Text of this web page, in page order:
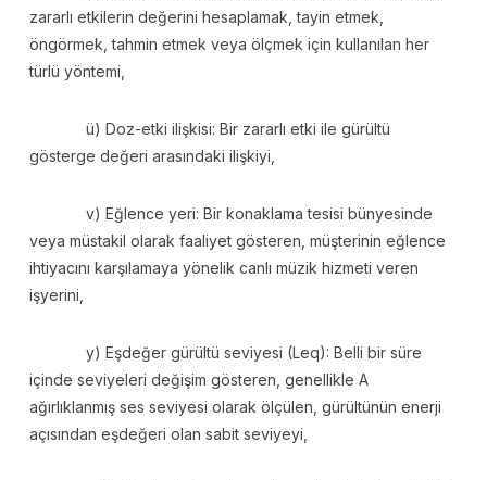
zararlı etkilerin değerini hesaplamak, tayin etmek,
öngörmek, tahmin etmek veya ölçmek için kullanılan her
türlü yöntemi,
ü) Doz-etki ilişkisi: Bir zararlı etki ile gürültü
gösterge değeri arasındaki ilişkiyi,
v) Eğlence yeri: Bir konaklama tesisi bünyesinde
veya müstakil olarak faaliyet gösteren, müşterinin eğlence
ihtiyacını karşılamaya yönelik canlı müzik hizmeti veren
işyerini,
y) Eşdeğer gürültü seviyesi (Leq): Belli bir süre
içinde seviyeleri değişim gösteren, genellikle A
ağırlıklanmış ses seviyesi olarak ölçülen, gürültünün enerji
açısından eşdeğeri olan sabit seviyeyi,